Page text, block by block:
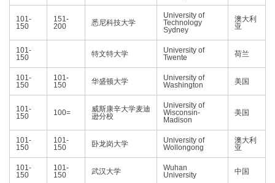
101-
150
151-
200
悉尼科技大学
University of
Technology
Sydney
澳大利
亚
101-
150
特文特大学
University of
Twente
荷兰
101-
150
101-
150
华盛顿大学
University of
Washington
美国
101-
150
100=
威斯康辛大学麦迪
逊分校
University of
Wisconsin-
Madison
美国
101-
150
101-
150
卧龙岗大学
University of
Wollongong
澳大利
亚
101-
150
101-
150
武汉大学
Wuhan
University
中国